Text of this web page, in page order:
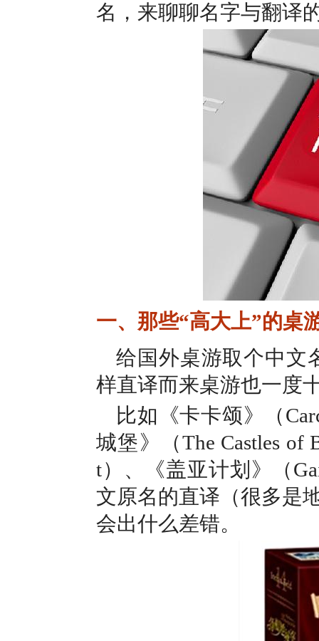
名，来聊聊名字与翻译
一、那些“高大上”的桌
给国外桌游取个中文
样直译而来桌游也一度
比如《卡卡颂》（
城堡》（The Castles of
t）、《盖亚计划》（
文原名的直译（很多是
会出什么差错。